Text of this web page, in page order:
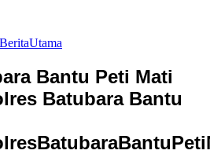
BeritaUtama
Bantu Peti Mati
Batubara Bantu
lresBatubaraBantuPeti